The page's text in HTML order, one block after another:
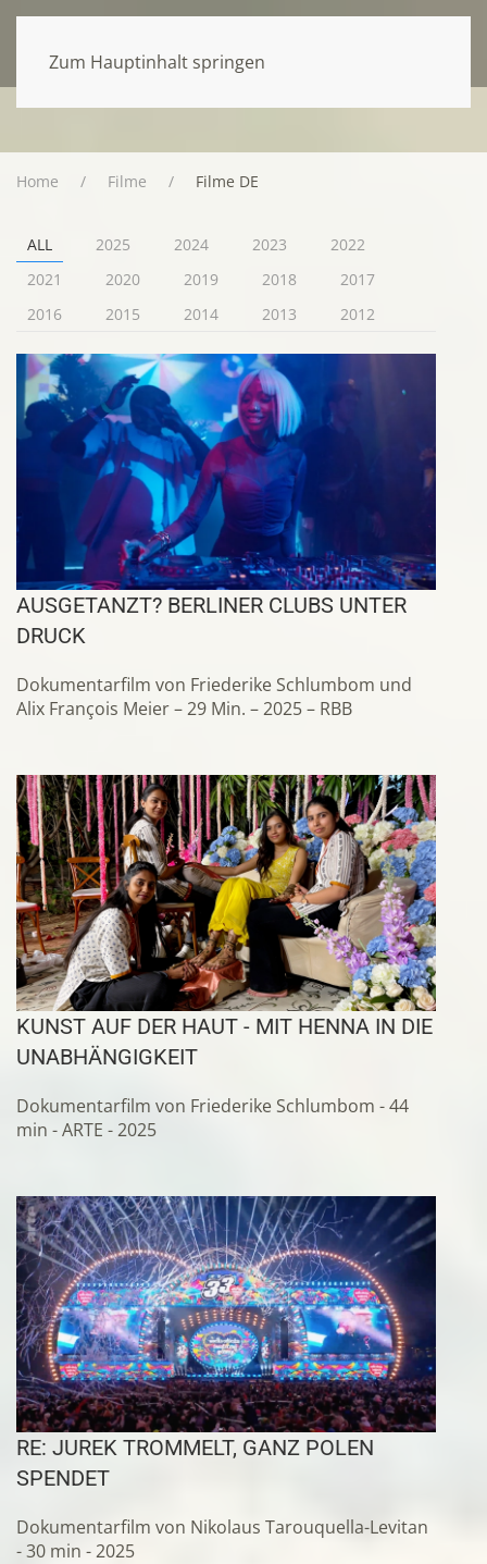
Zum Hauptinhalt springen
Home Filme Filme DE
ALL 2025 2024 2023
2022
2021
2020 2019 2018
2017
2016
2015 2014 2013 2012
AUSGETANZT? BERLINER CLUBS UNTER
DRUCK
Dokumentarfilm von Friederike Schlumbom und
Alix François Meier – 29 Min. – 2025 – RBB
KUNST AUF DER HAUT - MIT HENNA IN DIE
UNABHÄNGIGKEIT
Dokumentarfilm von Friederike Schlumbom - 44
min - ARTE - 2025
RE: JUREK TROMMELT, GANZ POLEN
SPENDET
Dokumentarfilm von Nikolaus Tarouquella-Levitan
- 30 min - 2025